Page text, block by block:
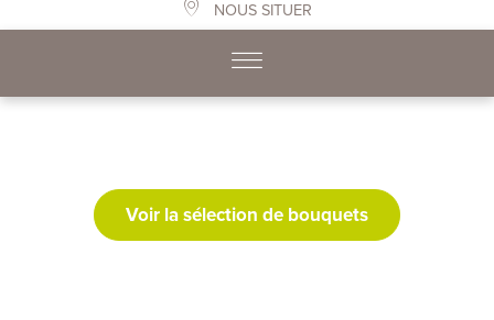
NOUS SITUER
Voir la sélection de bouquets